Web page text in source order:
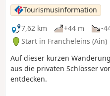
Tourismusinformation
7,62 km
+44 m -
Start in Francheleins (Ain)
Auf dieser kurzen
aus die privaten Schlösser
entdecken.